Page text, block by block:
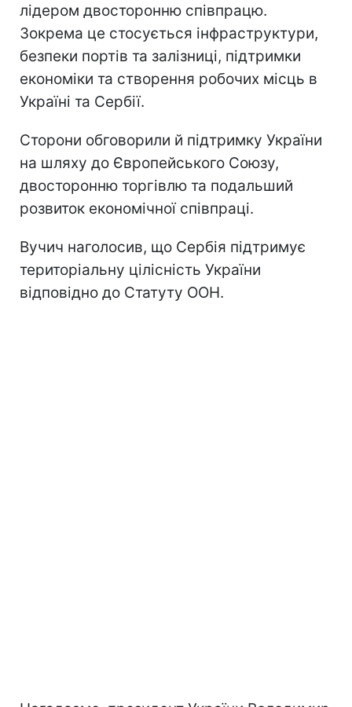
лідером двосторонню співпрацю.
Зокрема це стосується інфраструктури,
безпеки портів та залізниці, підтримки
економіки та створення робочих місць в
Україні та Сербії.
Сторони обговорили й підтримку України
на шляху до Європейського Союзу,
двосторонню торгівлю та подальший
розвиток економічної співпраці.
Вучич наголосив, що Сербія підтримує
територіальну цілісність України
відповідно до Статуту ООН.